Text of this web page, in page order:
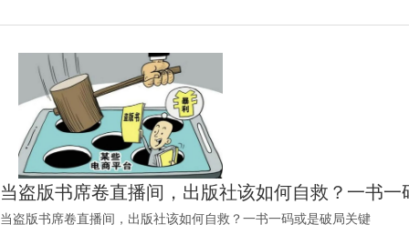
当盗版书席卷直播间，出版社该如何自救？一书一
当盗版书席卷直播间，出版社该如何自救？一书一码或是破局关键